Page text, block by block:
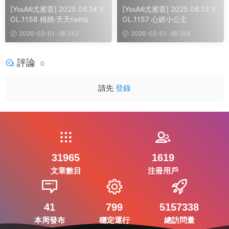
[YouMi尤蜜荟] 2025.08.14 V
OL.1158 桃桃·夭夭twins
2026-02-01 242
[YouMi尤蜜荟] 2025.08.13 V
OL.1157 心妍小公主
2026-02-01 264
評論 0
請先 登錄
31965
文章數目
1619
注冊用戶
41
本周發布
799
穩定運行
5157338
總訪問量